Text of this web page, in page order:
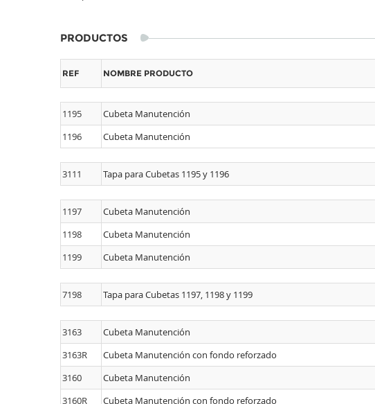
PRODUCTOS
REF NOMBRE PRODUCTO
1195 Cubeta Manutención
1196
Cubeta Manutención
3111 Tapa para Cubetas 1195 y 1196
1197 Cubeta Manutención
1198
Cubeta Manutención
1199
Cubeta Manutención
7198 Tapa para Cubetas 1197, 1198 y 1199
3163 Cubeta Manutención
3163R
Cubeta Manutención con fondo reforzado
3160
Cubeta Manutención
3160R
Cubeta Manutención con fondo reforzado